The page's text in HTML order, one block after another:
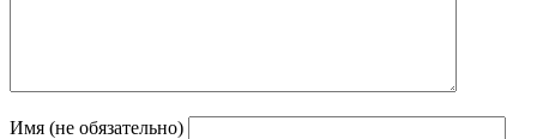
Имя (не обязательно)